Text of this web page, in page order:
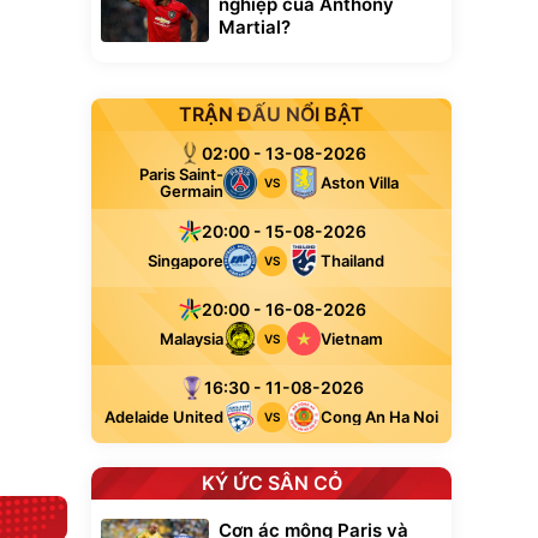
cầm
áp
Bạt phủ xe ô tô
cao cấp, tráng
nhôm 03 lớp
392.000đ
Đã bán nhiều
Xe đạp điện trợ
lực G-Force C14
gấp gọn bỏ cốp
tiện lợi
7.092.000đ
Đang xem nhiều
G-FORCE VIETNA
Martial?
TRẬN ĐẤU NỔI BẬT
02:00 - 13-08-2026
Paris Saint-
Germain
VS Aston Villa
20:00 - 15-08-2026
Singapore VS Thailand
20:00 - 16-08-2026
Malaysia VS Vietnam
16:30 - 11-08-2026
Adelaide United VS Cong An Ha Noi
KÝ ỨC SÂN CỎ
Cơn ác mộng Paris và